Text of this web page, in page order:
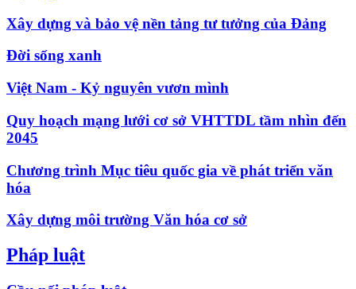
Xây dựng và bảo vệ nền tảng tư tưởng của Đảng
Đời sống xanh
Việt Nam - Kỷ nguyên vươn mình
Quy hoạch mạng lưới cơ sở VHTTDL tầm nhìn đến
2045
Chương trình Mục tiêu quốc gia về phát triển văn
hóa
Xây dựng môi trường Văn hóa cơ sở
Pháp luật